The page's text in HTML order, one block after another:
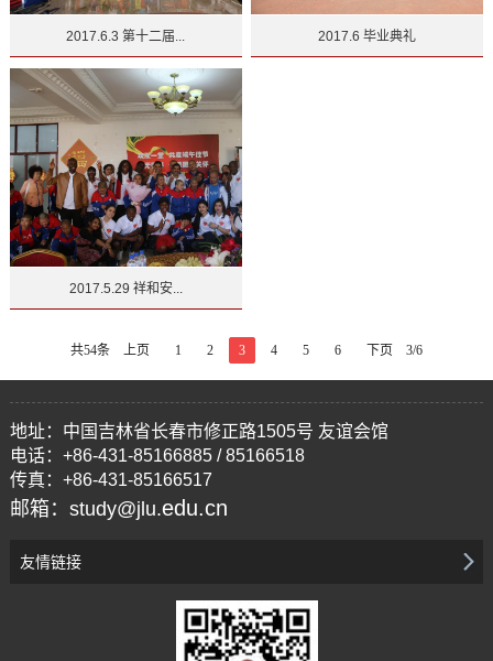
2017.6.3 第十二届... 2017.6 毕业典礼
2017.5.29 祥和安...
共54条 上页 1 2 3 4 5 6 下页 3/6
地址：中国吉林省长春市修正路1505号 友谊会馆
电话：+86-431-85166885 / 85166518
传真：+86-431-85166517
邮箱：study@jlu.edu.cn
友情链接